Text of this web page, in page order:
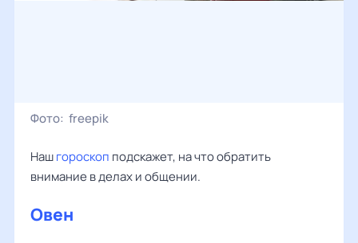
Фото: freepik
Нашгороскоп подскажет, на что обратить
внимание в делах и общении.
Овен